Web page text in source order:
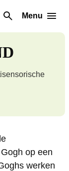
Menu
op een
werken